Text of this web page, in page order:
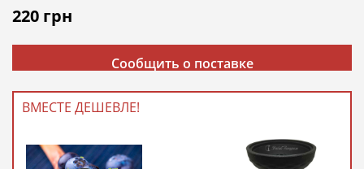
220 грн
Сообщить о поставке
ВМЕСТЕ ДЕШЕВЛЕ!